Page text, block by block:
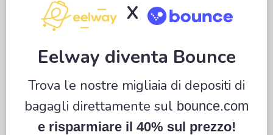
X
Eelway diventa Bounce
Trova le nostre migliaia di depositi di
bagagli direttamente sul bounce.com
e risparmiare il 40% sul prezzo!